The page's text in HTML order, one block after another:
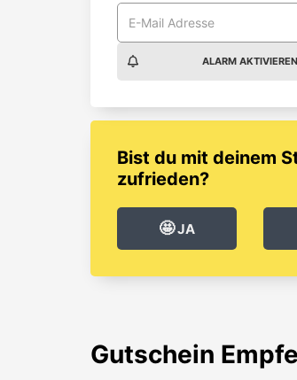
ALARM AKTIVIEREN
Bist du mit deinem
zufrieden?
🤩JA
Gutschein